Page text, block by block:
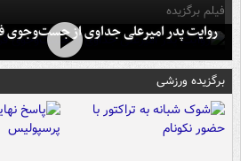
فیلم برگزیده
روایت پدر امیرعلی جداوی از جست‌وجوی
برگزیده ورزشی